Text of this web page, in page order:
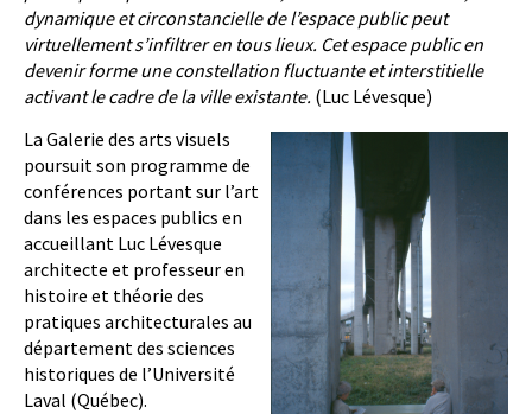
dynamique et circonstancielle de l’espace public peut
virtuellement s’infiltrer en tous lieux. Cet espace public en
devenir forme une constellation fluctuante et interstitielle
activant le cadre de la ville existante. (Luc Lévesque)
La Galerie des arts visuels
poursuit son programme de
conférences portant sur l’art
dans les espaces publics en
accueillant Luc Lévesque
architecte et professeur en
histoire et théorie des
pratiques architecturales au
département des sciences
historiques de l’Université
Laval (Québec).